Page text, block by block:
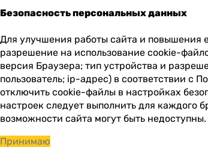
Безопасность персональных данных
Для улучшения работы сайта и повышения
разрешение на использование cookie-
версия Браузера; тип устройства и
пользователь; ip-адрес) в соответствии с
отключить cookie-файлы в настройках
настроек следует выполнить для каждого
возможности сайта могут быть недоступны.
Принимаю